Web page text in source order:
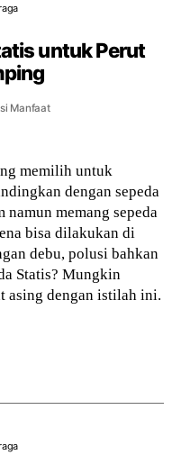
untuk Perut
Manfaat
memilih untuk
dengan sepeda
namun memang sepeda
bisa dilakukan di
debu, polusi bahkan
Statis? Mungkin
asing dengan istilah ini.